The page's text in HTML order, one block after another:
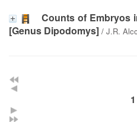
Counts of Embryos
[Genus Dipodomys] / J.R.
1